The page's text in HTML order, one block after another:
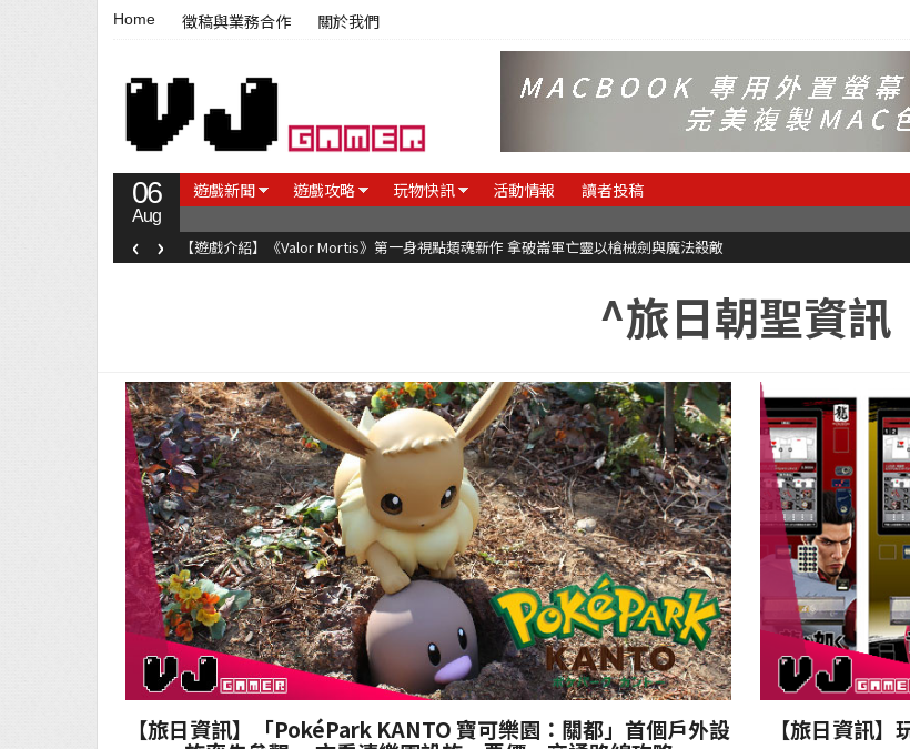
Home 徵稿與業務合作 關於我們
06
Aug
遊戲新聞 遊戲攻略 玩物快訊 活動情報 讀者投稿
【遊戲介紹】《Valor Mortis》第一身視點類魂新作 拿破崙軍亡靈以槍械劍與魔法殺敵
‹ ›
^旅日朝聖資訊
【旅日資訊】「PokéPark KANTO 寶可樂園：關都」首個戶外設 【旅日資訊